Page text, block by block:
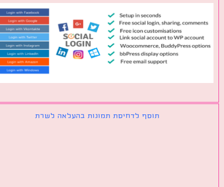
תוסף לדחיסת תמונות בהעלאה לשרת